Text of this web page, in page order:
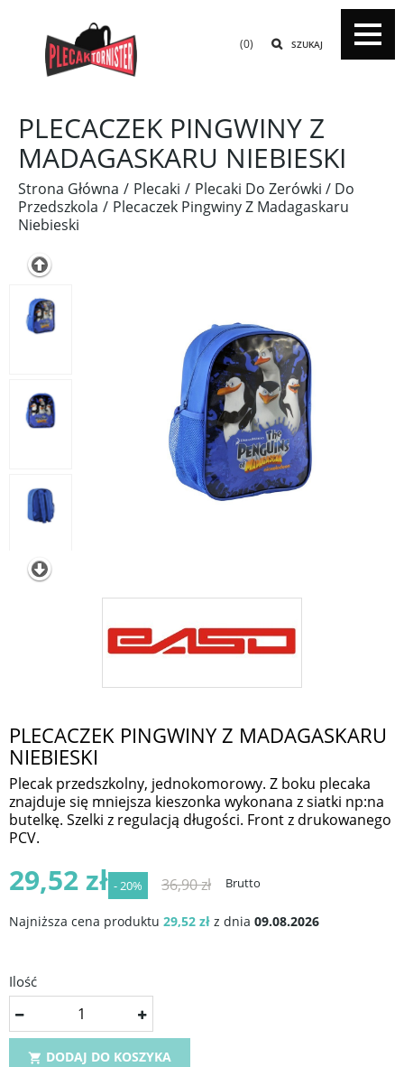
SZUKAJ
(0)
PLECACZEK PINGWINY Z
MADAGASKARU NIEBIESKI
Strona Główna Plecaki
Plecaki Do Zerówki / Do
Przedszkola
Plecaczek Pingwiny Z Madagaskaru
Niebieski
PLECACZEK PINGWINY Z MADAGASKARU
NIEBIESKI
Plecak przedszkolny, jednokomorowy. Z boku plecaka
znajduje się mniejsza kieszonka wykonana z siatki np:na
butelkę. Szelki z regulacją długości. Front z drukowanego
PCV.
29,52 zł - 20% 36,90 zł Brutto
Najniższa cena produktu 29,52 zł z dnia 09.08.2026
Ilość
 DODAJ DO KOSZYKA